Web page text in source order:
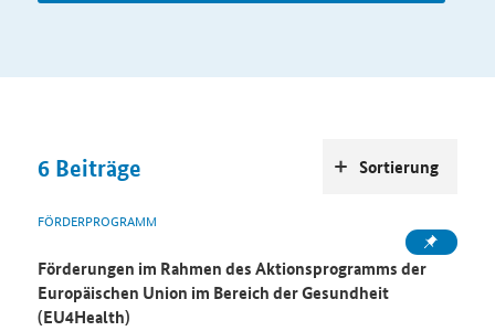
6 Beiträge
FÖRDERPROGRAMM
Förderungen im Rahmen des Aktionsprogramms der
Europäischen Union im Bereich der Gesundheit
(EU4Health)
Sortierung